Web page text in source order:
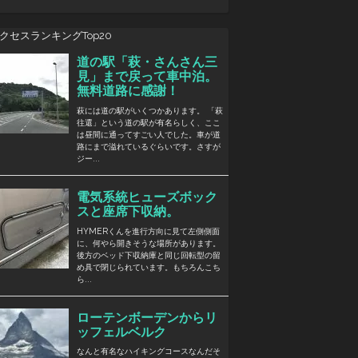
セスランキングTop20